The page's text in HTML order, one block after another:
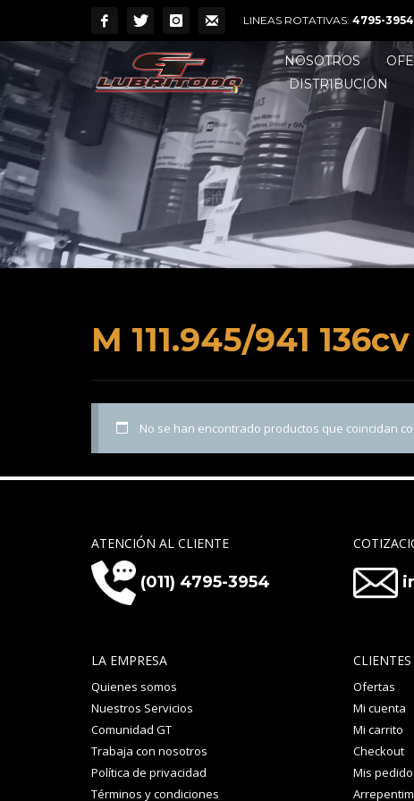
LINEAS ROTATIVAS: 4795-3954
NOSOTROS
DISTRIBUCIÓN
M 111.945/941 136cv
No se han encontrado productos que coincidan
ATENCIÓN AL CLIENTE
(011) 4795-3954
LA EMPRESA
Quienes somos
Nuestros Servicios
Comunidad GT
Trabaja con nosotros
Política de privacidad
Términos y condiciones
CLIENTES
Ofertas
Mi cuenta
Mi carrito
Checkout
Mis